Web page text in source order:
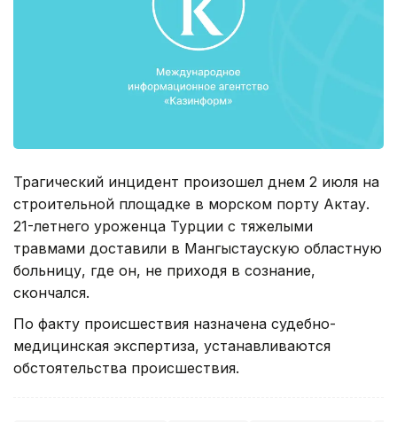
Трагический инцидент произошел днем 2 июля на
строительной площадке в морском порту Актау.
21-летнего уроженца Турции с тяжелыми
травмами доставили в Мангыстаускую областную
больницу, где он, не приходя в сознание,
скончался.
По факту происшествия назначена судебно-
медицинская экспертиза, устанавливаются
обстоятельства происшествия.